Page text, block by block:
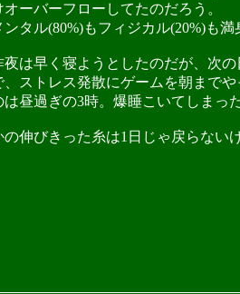
ーバーフローしてたのだろう。
タル(80%)もフィジカル(20%)も満
は早く寝ようとしたのだが、次の
、ストレス発散にゲームを朝まで
昼過ぎの3時。爆睡こいてしまっ
伸びきった糸は1日じゃ戻らない